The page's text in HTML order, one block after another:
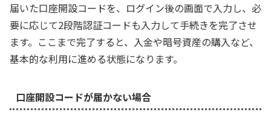
届いた口座開設コードを、ログイン後の画面で入力し、必
要に応じて2段階認証コードも入力して手続きを完了させ
ます。ここまで完了すると、入金や暗号資産の購入など、
基本的な利用に進める状態になります。
口座開設コードが届かない場合